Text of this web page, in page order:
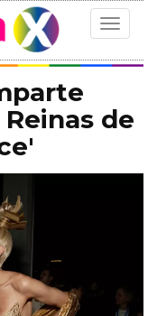
Toggle
de